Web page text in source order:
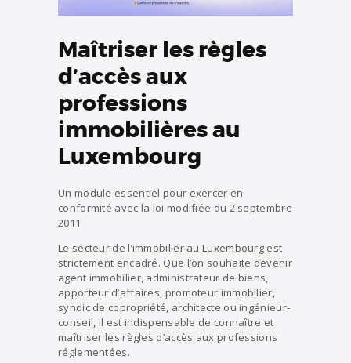
Maîtriser les règles
d’accès aux
professions
immobilières au
Luxembourg
Un module essentiel pour exercer en
conformité avec la loi modifiée du 2 septembre
2011
Le secteur de l’immobilier au Luxembourg est
strictement encadré. Que l’on souhaite devenir
agent immobilier, administrateur de biens,
apporteur d’affaires, promoteur immobilier,
syndic de copropriété, architecte ou ingénieur-
conseil, il est indispensable de connaître et
maîtriser les règles d’accès aux professions
réglementées.